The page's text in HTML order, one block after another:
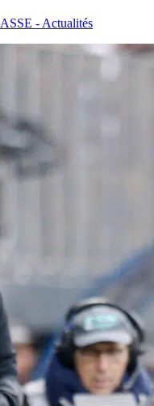
ASSE - Actualités